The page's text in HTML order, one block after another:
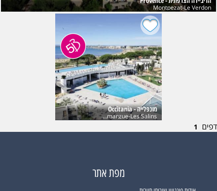
Montpezat-Le Verdon
מונפלייה - Occitania
Port Camargue-Les Salins
דפים 1
מפת אתר